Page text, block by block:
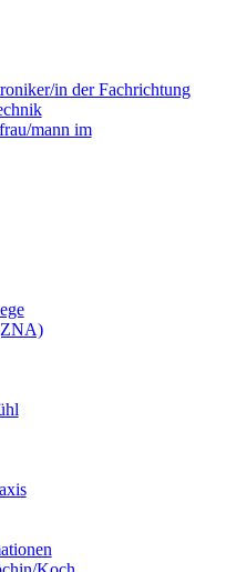
in der Fachrichtung
mann im